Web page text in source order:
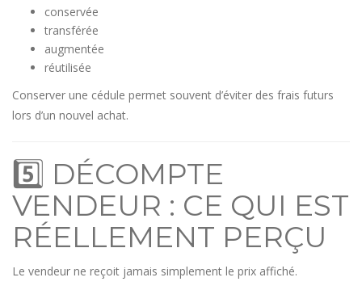
conservée
transférée
augmentée
réutilisée
Conserver une cédule permet souvent d’éviter des frais futurs
lors d’un nouvel achat.
5️⃣ DÉCOMPTE
VENDEUR : CE QUI EST
RÉELLEMENT PERÇU
Le vendeur ne reçoit jamais simplement le prix affiché.